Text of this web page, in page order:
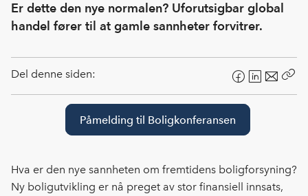
Er dette den nye normalen? Uforutsigbar global
handel fører til at gamle sannheter forvitrer.
Del denne siden:
F
c
e
o
o
L
k
d
I
E
t
Påmelding til Boligkonferansen
Hva er den nye sannheten om fremtidens boligforsyning?
Ny boligutvikling er nå preget av stor finansiell innsats,